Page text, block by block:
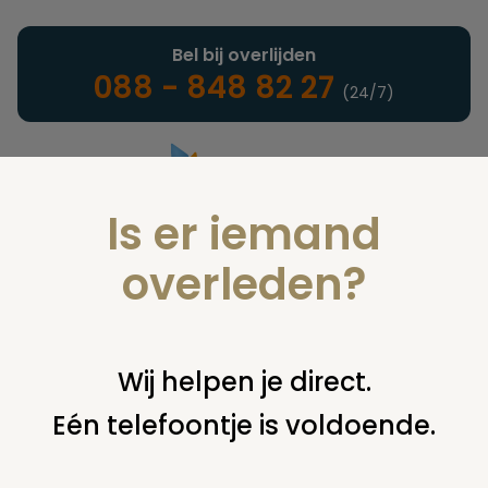
Landelijke uitvaartonderneming
Bel bij overlijden
088 - 848 82 27 (24/7)
U bent hier: home nieuws & agenda nieuws rouwstoeten
crematorium landsmeer alleen buiten de spits
Is er iemand
overleden?
Wij helpen je direct.
Eén telefoontje is voldoende.